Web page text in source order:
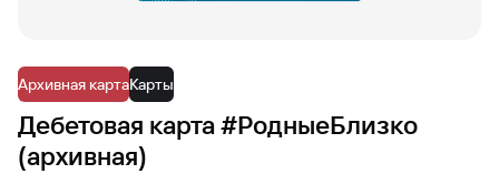
Архивная картаКарты
Дебетовая карта #РодныеБлизко
(архивная)